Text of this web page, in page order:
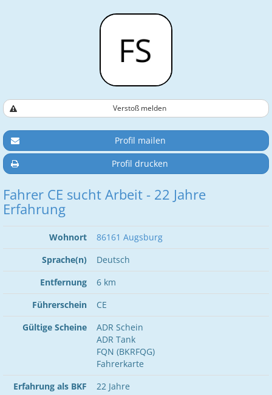
Verstoß melden
Profil mailen
Profil drucken
Fahrer CE sucht Arbeit - 22 Jahre
Erfahrung
Wohnort
86161 Augsburg
Sprache(n)
Deutsch
Entfernung
6 km
Führerschein
CE
Gültige Scheine
ADR Schein
ADR Tank
FQN (BKRFQG)
Fahrerkarte
Erfahrung als BKF
22 Jahre